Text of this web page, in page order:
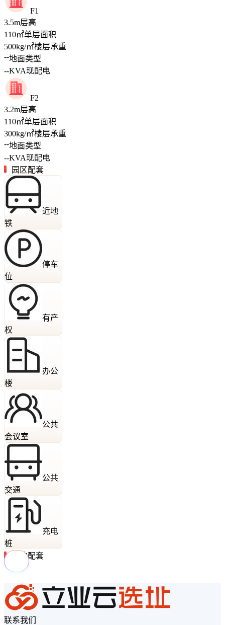
F1
3.5m层高
110㎡单层面积
500kg/㎡楼层承重
--地面类型
--KVA现配电
F2
3.2m层高
110㎡单层面积
300kg/㎡楼层承重
--地面类型
--KVA现配电
园区配套
近地
铁
停车
位
有产
权
办公
楼
公共
会议室
公共
交通
充电
桩
周边配套
联系我们